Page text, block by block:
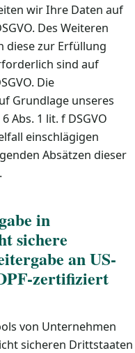
wir Ihre Daten auf
Des Weiteren
diese zur Erfüllung
sind auf
Die
Grundlage unseres
Abs. 1 lit. f DSGVO
einschlägigen
Absätzen dieser
in
sichere
an US-
zertifiziert
von Unternehmen
sicheren Drittstaaten